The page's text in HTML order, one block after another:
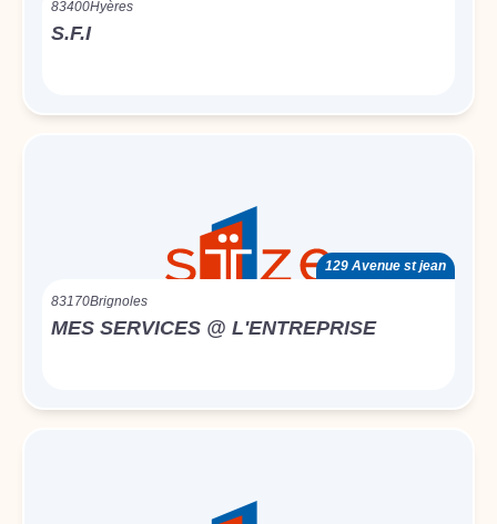
83400Hyères
S.F.I
129 Avenue st jean
83170Brignoles
MES SERVICES @ L'ENTREPRISE